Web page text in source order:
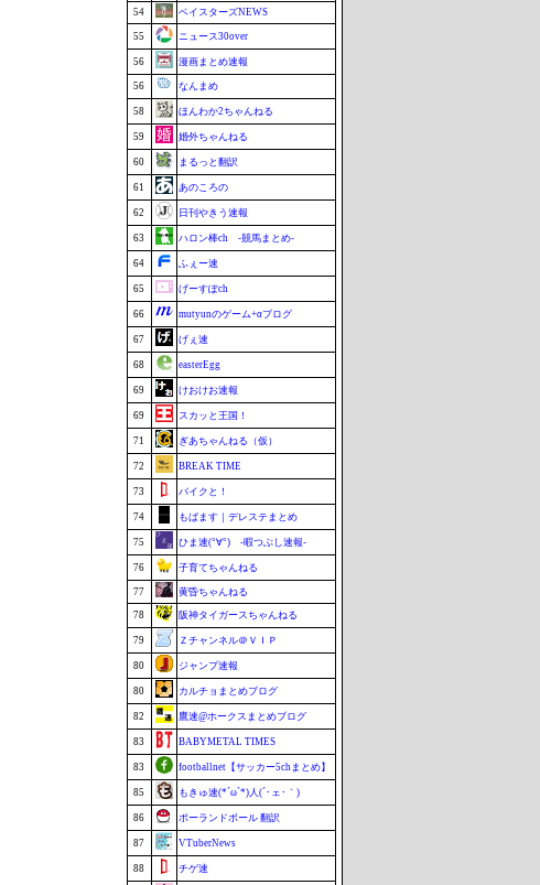
54
ベイスターズNEWS
55 ニュース30over
56 漫画まとめ速報
56 なんまめ
58 ほんわか2ちゃんねる
59 婚外ちゃんねる
60 まるっと翻訳
61 あのころの
62 日刊やきう速報
63 ハロン棒ch -競馬まとめ-
64 ふぇー速
65 げーすぽch
66 mutyunのゲーム+αブログ
67 げぇ速
68 easterEgg
69 けおけお速報
69 スカッと王国！
71 ぎあちゃんねる（仮）
72 BREAK TIME
73 バイクと！
74 もばます｜デレステまとめ
75 ひま速(°∀°) -暇つぶし速報-
76 子育てちゃんねる
77 黄昏ちゃんねる
78 阪神タイガースちゃんねる
79 Ｚチャンネル＠ＶＩＰ
80 ジャンプ速報
80 カルチョまとめブログ
82 鷹速@ホークスまとめブログ
83 BABYMETAL TIMES
83 footballnet【サッカー5chまとめ】
85 もきゅ速(*´ω`*)人(´･ェ･｀)
86 ポーランドボール 翻訳
87 VTuberNews
88 チゲ速